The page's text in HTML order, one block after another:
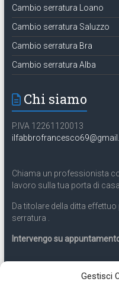
Gestisci
Cambio serratura Loano
Cambio serratura Saluzzo
Cambio serratura Bra
Cambio serratura Alba
Chi siamo
P.IVA 12261120013
Chiama un professionista
lavoro sulla tua porta di casa .
Da titolare della ditta
serratura .
Intervengo su
Servizio 24 ore